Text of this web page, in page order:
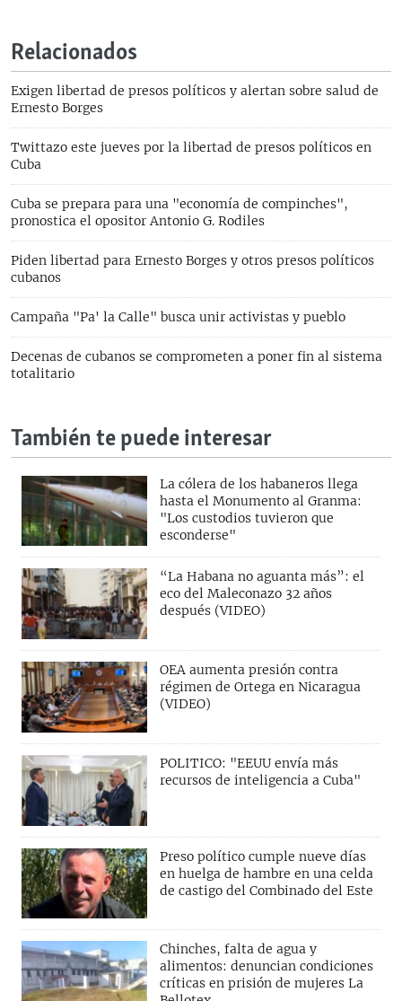
Relacionados
Exigen libertad de presos políticos y alertan sobre salud de
Ernesto Borges
Twittazo este jueves por la libertad de presos políticos en
Cuba
Cuba se prepara para una "economía de compinches",
pronostica el opositor Antonio G. Rodiles
Piden libertad para Ernesto Borges y otros presos políticos
cubanos
Campaña "Pa' la Calle" busca unir activistas y pueblo
Decenas de cubanos se comprometen a poner fin al sistema
totalitario
También te puede interesar
La cólera de los habaneros llega
hasta el Monumento al Granma:
"Los custodios tuvieron que
esconderse"
“La Habana no aguanta más”: el
eco del Maleconazo 32 años
después (VIDEO)
OEA aumenta presión contra
régimen de Ortega en Nicaragua
(VIDEO)
POLITICO: "EEUU envía más
recursos de inteligencia a Cuba"
Preso político cumple nueve días
en huelga de hambre en una celda
de castigo del Combinado del Este
Chinches, falta de agua y
alimentos: denuncian condiciones
críticas en prisión de mujeres La